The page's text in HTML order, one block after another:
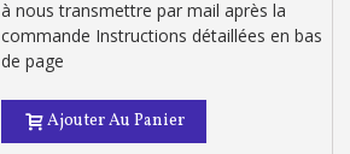
à nous transmettre par mail après la
commande Instructions détaillées en bas
de page
Ajouter Au Panier